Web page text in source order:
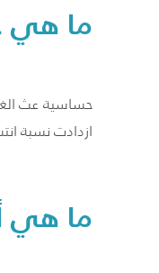
ما هي
حساسية عث
ازدادت نسبة
ما هي